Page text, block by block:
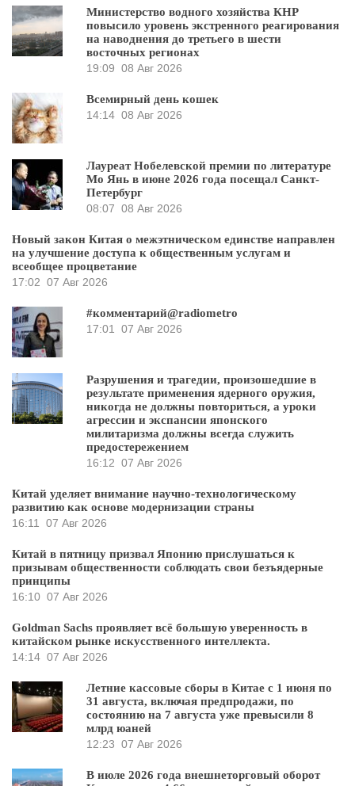
Министерство водного хозяйства КНР
повысило уровень экстренного реагирования
на наводнения до третьего в шести
восточных регионах
19:09 08 Авг 2026
Всемирный день кошек
14:14 08 Авг 2026
Лауреат Нобелевской премии по литературе
Мо Янь в июне 2026 года посещал Санкт-
Петербург
08:07 08 Авг 2026
Новый закон Китая о межэтническом единстве направлен
на улучшение доступа к общественным услугам и
всеобщее процветание
17:02 07 Авг 2026
#комментарий@radiometro
17:01
07 Авг 2026
Разрушения и трагедии, произошедшие в
результате применения ядерного оружия,
никогда не должны повториться, а уроки
агрессии и экспансии японского
милитаризма должны всегда служить
предостережением
16:12 07 Авг 2026
Китай уделяет внимание научно-технологическому
развитию как основе модернизации страны
16:11
07 Авг 2026
Китай в пятницу призвал Японию прислушаться к
призывам общественности соблюдать свои безъядерные
принципы
16:10 07 Авг 2026
Goldman Sachs проявляет всё большую уверенность в
китайском рынке искусственного интеллекта.
14:14 07 Авг 2026
Летние кассовые сборы в Китае с 1 июня по
31 августа, включая предпродажи, по
состоянию на 7 августа уже превысили 8
млрд юаней
12:23 07 Авг 2026
В июле 2026 года внешнеторговый оборот